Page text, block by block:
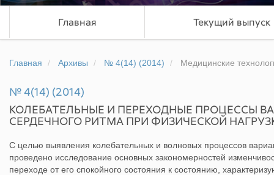
Главная Текущий выпуск
Главная Архивы № 4(14) (2014) Медицинские
№ 4(14) (2014)
КОЛЕБАТЕЛЬНЫЕ И ПЕРЕХОДНЫЕ ПРОЦЕССЫ
СЕРДЕЧНОГО РИТМА ПРИ ФИЗИЧЕСКОЙ
С целью выявления колебательных и волновых процессов
проведено исследование основных закономерностей
переходе от его спокойного состояния к состоянию,